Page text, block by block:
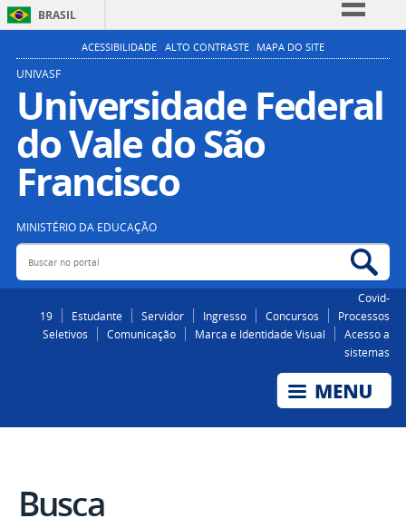
BRASIL
Simplifique!
Participe
Acesso à informação
Legislação
ACESSIBILIDADE ALTO CONTRASTE MAPA DO SITE
UNIVASF
Universidade Federal
do Vale do São
Francisco
MINISTÉRIO DA EDUCAÇÃO
Buscar no portal
Covid-
19
Estudante Servidor Ingresso Concursos
Processos
Seletivos
Comunicação Marca e Identidade Visual
Acesso a
sistemas
Busca